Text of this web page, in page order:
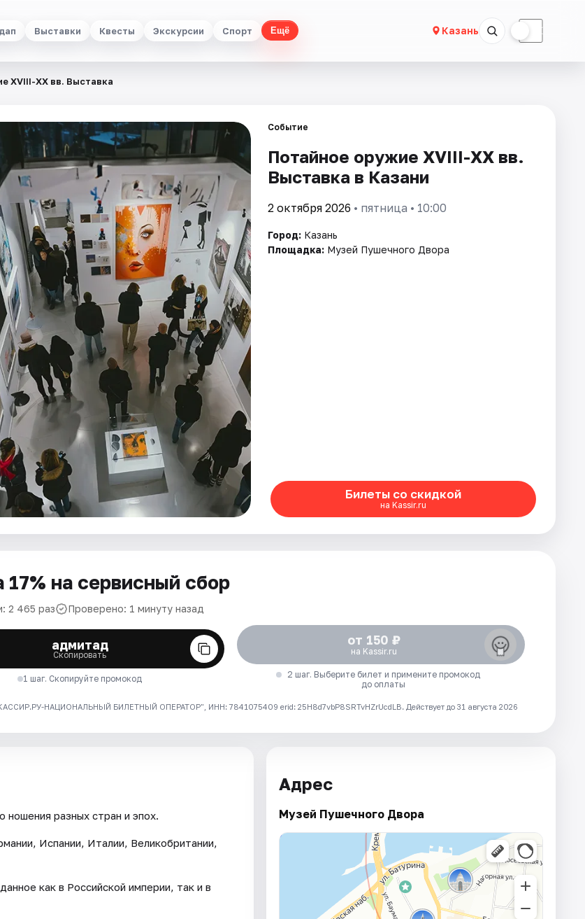
Выставки Квесты Экскурсии Спорт Ещё Казань ☾
XVIII-XX вв. Выставка
Событие
Потайное оружие XVIII-XX вв.
Выставка в Казани
2 октября 2026 • пятница • 10:00
Город: Казань
Площадка: Музей Пушечного Двора
Билеты со скидкой
на Kassir.ru
17% на сервисный сбор
2 465 раз Проверено: 1 минуту назад
адмитад
Скопировать
1 шаг. Скопируйте промокод
от 150 ₽
на Kassir.ru
2 шаг. Выберите билет и примените промокод
до оплаты
НАЦИОНАЛЬНЫЙ БИЛЕТНЫЙ ОПЕРАТОР", ИНН: 7841075409 erid: 25H8d7vbP8SRTvHZrUcdLB. Действует до 31 августа 2026
ношения разных стран и эпох.
Испании, Италии, Великобритании,
как в Российской империи, так и в
Адрес
Музей Пушечного Двора